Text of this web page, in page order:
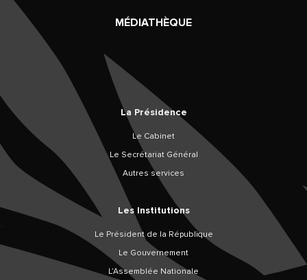
MÉDIATHÈQUE
La Présidence
Le Cabinet
Le Secrétariat Général
Autres services
Les Institutions
Le Président de la République
Le Gouvernement
L’Assemblée Nationale